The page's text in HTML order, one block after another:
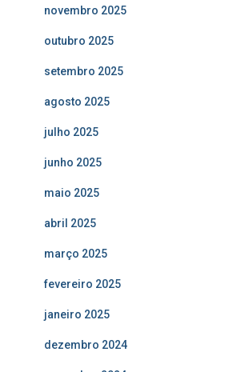
novembro 2025
outubro 2025
setembro 2025
agosto 2025
julho 2025
junho 2025
maio 2025
abril 2025
março 2025
fevereiro 2025
janeiro 2025
dezembro 2024